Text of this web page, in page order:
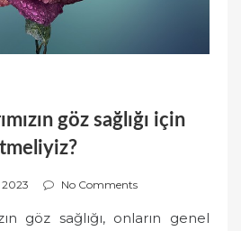
göz sağlığı için
2023 No Comments
göz sağlığı, onların genel